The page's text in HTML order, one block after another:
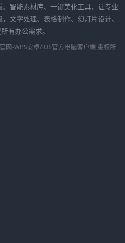
智能素材库、一键美化工具，让专业
文字处理、表格制作、幻灯片设计、
有办公需求。
网-WPS安卓/iOS官方电脑客户端 版权所